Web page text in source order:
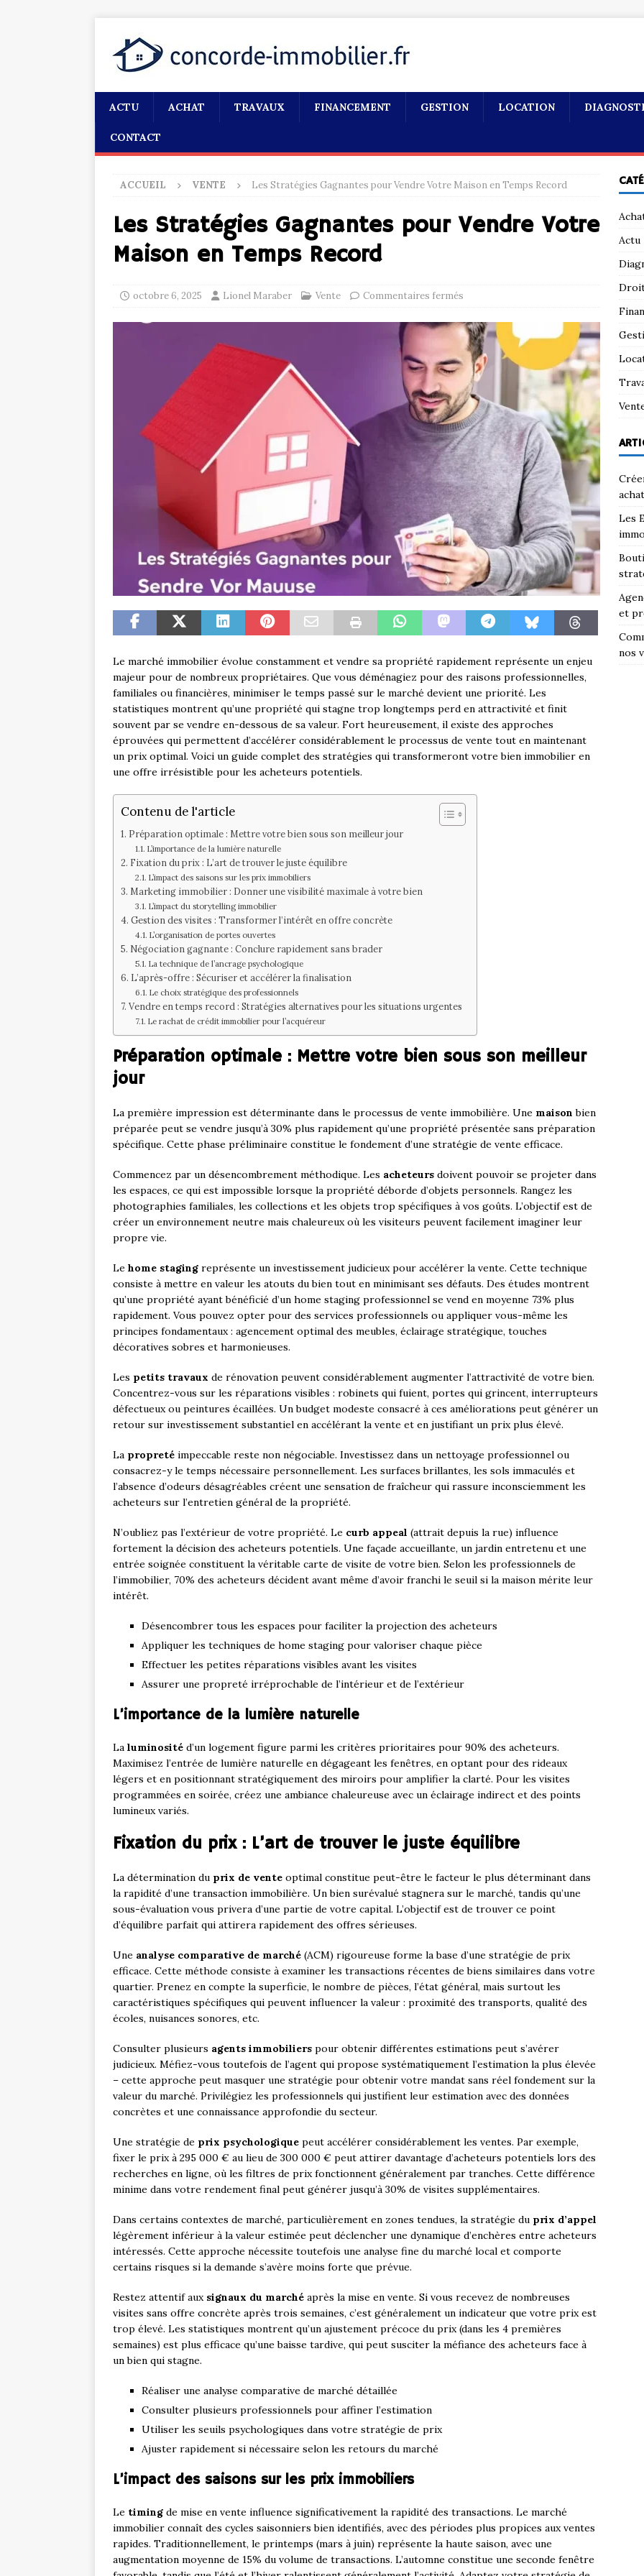
ACTU ACHAT TRAVAUX FINANCEMENT GESTION LOCATION
CONTACT
ACCUEIL VENTE Les Stratégies Gagnantes pour Vendre Votre Maison en Temps Record
Les Stratégies Gagnantes pour Vendre Votre
Maison en Temps Record
octobre 6, 2025 Lionel Maraber Vente Commentaires fermés
Le marché immobilier évolue constamment et vendre sa propriété rapidement représente un enjeu
majeur pour de nombreux propriétaires. Que vous déménagiez pour des raisons professionnelles,
familiales ou financières, minimiser le temps passé sur le marché devient une priorité. Les
statistiques montrent qu’une propriété qui stagne trop longtemps perd en attractivité et finit
souvent par se vendre en-dessous de sa valeur. Fort heureusement, il existe des approches
éprouvées qui permettent d’accélérer considérablement le processus de vente tout en maintenant
un prix optimal. Voici un guide complet des stratégies qui transformeront votre bien immobilier en
une offre irrésistible pour les acheteurs potentiels.
Contenu de l'article
Préparation optimale : Mettre votre bien sous son meilleur jour
L’importance de la lumière naturelle
Fixation du prix : L’art de trouver le juste équilibre
L’impact des saisons sur les prix immobiliers
Marketing immobilier : Donner une visibilité maximale à votre bien
L’impact du storytelling immobilier
Gestion des visites : Transformer l’intérêt en offre concrète
L’organisation de portes ouvertes
Négociation gagnante : Conclure rapidement sans brader
La technique de l’ancrage psychologique
L’après-offre : Sécuriser et accélérer la finalisation
Le choix stratégique des professionnels
Vendre en temps record : Stratégies alternatives pour les situations urgentes
Le rachat de crédit immobilier pour l’acquéreur
Préparation optimale : Mettre votre bien sous son meilleur
jour
La première impression est déterminante dans le processus de vente immobilière. Une maison bien
préparée peut se vendre jusqu’à 30% plus rapidement qu’une propriété présentée sans préparation
spécifique. Cette phase préliminaire constitue le fondement d’une stratégie de vente efficace.
Commencez par un désencombrement méthodique. Les acheteurs doivent pouvoir se projeter dans
les espaces, ce qui est impossible lorsque la propriété déborde d’objets personnels. Rangez les
photographies familiales, les collections et les objets trop spécifiques à vos goûts. L’objectif est de
créer un environnement neutre mais chaleureux où les visiteurs peuvent facilement imaginer leur
propre vie.
Le home staging représente un investissement judicieux pour accélérer la vente. Cette technique
consiste à mettre en valeur les atouts du bien tout en minimisant ses défauts. Des études montrent
qu’une propriété ayant bénéficié d’un home staging professionnel se vend en moyenne 73% plus
rapidement. Vous pouvez opter pour des services professionnels ou appliquer vous-même les
principes fondamentaux : agencement optimal des meubles, éclairage stratégique, touches
décoratives sobres et harmonieuses.
Les petits travaux de rénovation peuvent considérablement augmenter l’attractivité de votre bien.
Concentrez-vous sur les réparations visibles : robinets qui fuient, portes qui grincent, interrupteurs
défectueux ou peintures écaillées. Un budget modeste consacré à ces améliorations peut générer un
retour sur investissement substantiel en accélérant la vente et en justifiant un prix plus élevé.
La propreté impeccable reste non négociable. Investissez dans un nettoyage professionnel ou
consacrez-y le temps nécessaire personnellement. Les surfaces brillantes, les sols immaculés et
l’absence d’odeurs désagréables créent une sensation de fraîcheur qui rassure inconsciemment les
acheteurs sur l’entretien général de la propriété.
N’oubliez pas l’extérieur de votre propriété. Le curb appeal (attrait depuis la rue) influence
fortement la décision des acheteurs potentiels. Une façade accueillante, un jardin entretenu et une
entrée soignée constituent la véritable carte de visite de votre bien. Selon les professionnels de
l’immobilier, 70% des acheteurs décident avant même d’avoir franchi le seuil si la maison mérite leur
intérêt.
Désencombrer tous les espaces pour faciliter la projection des acheteurs
Appliquer les techniques de home staging pour valoriser chaque pièce
Effectuer les petites réparations visibles avant les visites
Assurer une propreté irréprochable de l’intérieur et de l’extérieur
L’importance de la lumière naturelle
La luminosité d’un logement figure parmi les critères prioritaires pour 90% des acheteurs.
Maximisez l’entrée de lumière naturelle en dégageant les fenêtres, en optant pour des rideaux
légers et en positionnant stratégiquement des miroirs pour amplifier la clarté. Pour les visites
programmées en soirée, créez une ambiance chaleureuse avec un éclairage indirect et des points
lumineux variés.
Fixation du prix : L’art de trouver le juste équilibre
La détermination du prix de vente optimal constitue peut-être le facteur le plus déterminant dans
la rapidité d’une transaction immobilière. Un bien surévalué stagnera sur le marché, tandis qu’une
sous-évaluation vous privera d’une partie de votre capital. L’objectif est de trouver ce point
d’équilibre parfait qui attirera rapidement des offres sérieuses.
Une analyse comparative de marché (ACM) rigoureuse forme la base d’une stratégie de prix
efficace. Cette méthode consiste à examiner les transactions récentes de biens similaires dans votre
quartier. Prenez en compte la superficie, le nombre de pièces, l’état général, mais surtout les
caractéristiques spécifiques qui peuvent influencer la valeur : proximité des transports, qualité des
écoles, nuisances sonores, etc.
Consulter plusieurs agents immobiliers pour obtenir différentes estimations peut s’avérer
judicieux. Méfiez-vous toutefois de l’agent qui propose systématiquement l’estimation la plus élevée
– cette approche peut masquer une stratégie pour obtenir votre mandat sans réel fondement sur la
valeur du marché. Privilégiez les professionnels qui justifient leur estimation avec des données
concrètes et une connaissance approfondie du secteur.
Une stratégie de prix psychologique peut accélérer considérablement les ventes. Par exemple,
fixer le prix à 295 000 € au lieu de 300 000 € peut attirer davantage d’acheteurs potentiels lors des
recherches en ligne, où les filtres de prix fonctionnent généralement par tranches. Cette différence
minime dans votre rendement final peut générer jusqu’à 30% de visites supplémentaires.
Dans certains contextes de marché, particulièrement en zones tendues, la stratégie du prix d’appel
légèrement inférieur à la valeur estimée peut déclencher une dynamique d’enchères entre acheteurs
intéressés. Cette approche nécessite toutefois une analyse fine du marché local et comporte
certains risques si la demande s’avère moins forte que prévue.
Restez attentif aux signaux du marché après la mise en vente. Si vous recevez de nombreuses
visites sans offre concrète après trois semaines, c’est généralement un indicateur que votre prix est
trop élevé. Les statistiques montrent qu’un ajustement précoce du prix (dans les 4 premières
semaines) est plus efficace qu’une baisse tardive, qui peut susciter la méfiance des acheteurs face à
un bien qui stagne.
Réaliser une analyse comparative de marché détaillée
Consulter plusieurs professionnels pour affiner l’estimation
Utiliser les seuils psychologiques dans votre stratégie de prix
Ajuster rapidement si nécessaire selon les retours du marché
L’impact des saisons sur les prix immobiliers
Le timing de mise en vente influence significativement la rapidité des transactions. Le marché
immobilier connaît des cycles saisonniers bien identifiés, avec des périodes plus propices aux ventes
rapides. Traditionnellement, le printemps (mars à juin) représente la haute saison, avec une
augmentation moyenne de 15% du volume de transactions. L’automne constitue une seconde fenêtre
Actu
Les
et
nos